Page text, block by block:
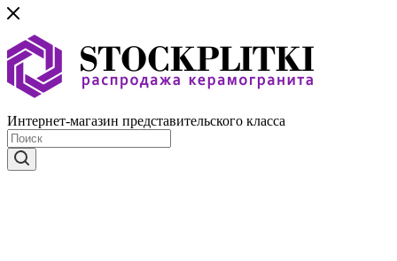
Интернет-магазин представительского класса